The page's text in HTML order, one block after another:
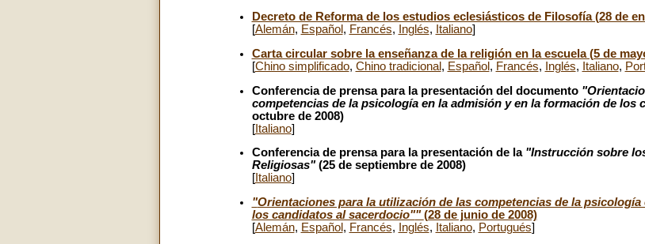
Decreto de Reforma de los estudios eclesiásticos de Filosofía (28 de
[Alemán, Español , Francés, Inglés, Italiano]
Carta circular sobre la enseñanza de la religión en la escuela (5 de
[Chino simplificado, Chino tradicional , Español , Francés, Inglés, Italiano,
Conferencia de prensa para la presentación del documento
competencias de la psicología en la admisión y en la formación de los
octubre de 2008)
[Italiano]
Conferencia de prensa para la presentación de la "Instrucción sobre
Religiosas"(25 de septiembre de 2008)
[Italiano]
"Orientaciones para la utilización de las competencias de la
los candidatos al sacerdocio""(28 de junio de 2008)
[Alemán, Español , Francés, Inglés, Italiano, Portugués]